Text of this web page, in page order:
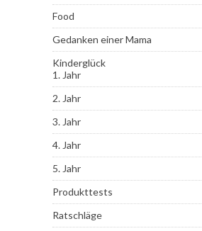
Food
Gedanken einer Mama
Kinderglück
1. Jahr
2. Jahr
3. Jahr
4. Jahr
5. Jahr
Produkttests
Ratschläge